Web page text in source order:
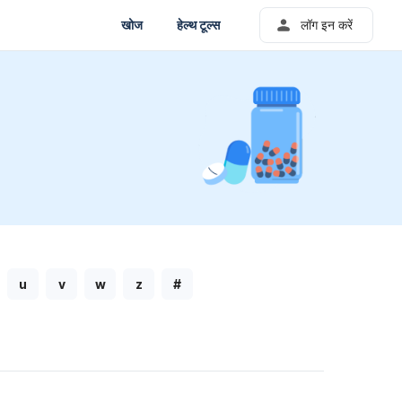
खोज हेल्थ टूल्स लॉग इन करें
u v w z #